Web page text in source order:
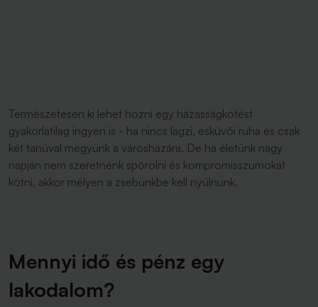
Természetesen ki lehet hozni egy házasságkötést
gyakorlatilag ingyen is - ha nincs lagzi, esküvői ruha és csak
két tanúval megyünk a városházára. De ha életünk nagy
napján nem szeretnénk spórolni és kompromisszumokat
kötni, akkor mélyen a zsebünkbe kell nyúlnunk.
Mennyi idő és pénz egy
lakodalom?